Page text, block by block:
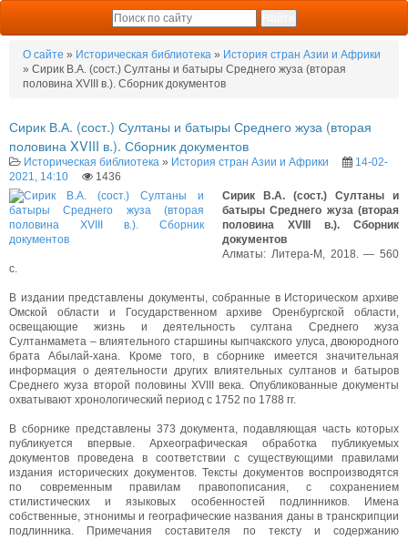
О сайте » Историческая библиотека » История стран Азии и Африки
» Сирик В.А. (сост.) Султаны и батыры Среднего жуза (вторая
половина XVIII в.). Сборник документов
Сирик В.А. (сост.) Султаны и батыры Среднего жуза (вторая
половина XVIII в.). Сборник документов
Историческая библиотека » История стран Азии и Африки
14-02-
2021, 14:10
1436
Сирик В.А. (сост.) Султаны и
батыры Среднего жуза (вторая
половина XVIII в.). Сборник
документов
Алматы: Литера-М, 2018. — 560
с.
В издании представлены документы, собранные в Историческом архиве
Омской области и Государственном архиве Оренбургской области,
освещающие жизнь и деятельность султана Среднего жуза
Султанмамета – влиятельного старшины кыпчакского улуса, двоюродного
брата Абылай-хана. Кроме того, в сборнике имеется значительная
информация о деятельности других влиятельных султанов и батыров
Среднего жуза второй половины XVIII века. Опубликованные документы
охватывают хронологический период с 1752 по 1788 гг.
В сборнике представлены 373 документа, подавляющая часть которых
публикуется впервые. Археографическая обработка публикуемых
документов проведена в соответствии с существующими правилами
издания исторических документов. Тексты документов воспроизводятся
по современным правилам правопописания, с сохранением
стилистических и языковых особенностей подлинников. Имена
собственные, этнонимы и географические названия даны в транскрипции
подлинника. Примечания составителя по тексту и содержанию